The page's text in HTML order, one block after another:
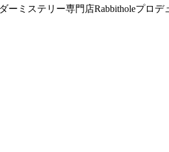
ミステリー専門店Rabbitholeプロ